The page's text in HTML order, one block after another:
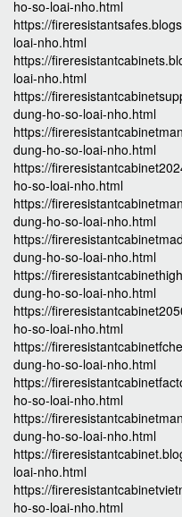
ho-so-loai-nho.html
https://
loai-nho.html
https://
loai-nho.html
https://
dung-ho-so-loai-nho.html
https://
dung-ho-so-loai-nho.html
https://
ho-so-loai-nho.html
https://
dung-ho-so-loai-nho.html
https://
dung-ho-so-loai-nho.html
https://
dung-ho-so-loai-nho.html
https://
ho-so-loai-nho.html
https://
dung-ho-so-loai-nho.html
https://
ho-so-loai-nho.html
https://
dung-ho-so-loai-nho.html
https://
loai-nho.html
https://
ho-so-loai-nho.html